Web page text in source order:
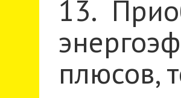
13.
плюсов,